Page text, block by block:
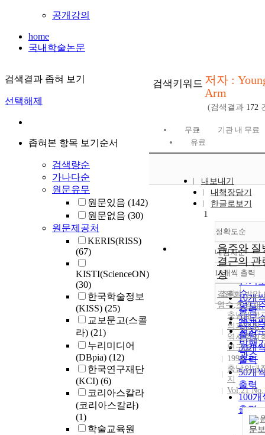
공개강의
home
국내학술논문
검색결과 좁혀 보기
선택해제
좁혀본 항목 보기순서
검색량순
가나다순
원문유무
원문있음 (142)
원문없음 (30)
원문제공처
KERIS(RISS)
(67)
KISTI(ScienceON)
(30)
한국학술정보
(KISS) (25)
교보문고(스콜
라) (21)
누리미디어
(DBpia) (12)
한국연구재단
(KCI) (6)
코리아스칼라
(코리아스칼라)
(1)
학술교육원
검색키워드 저자 :
Arm
(검색결과 172
무료
기관 내 무료
유료
내보내기
내책장담기
한글로보기
정확도순
정확
순
인기
순
연도
제목
저자
발행
관순
내림차순
내림
10개씩 출력
10개
출력
20개
출력
30개
출력
50개
출력
100개
출력
조회
1
음주와 질
결근의 관
성
김은화,박암,
영수,조영채
충남대학
의과대학
역사회의
연구소
1994
충남의대
지
Vol.21
문보